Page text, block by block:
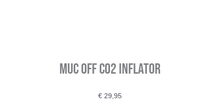
Muc Off CO2 Inflator
€ 29,95